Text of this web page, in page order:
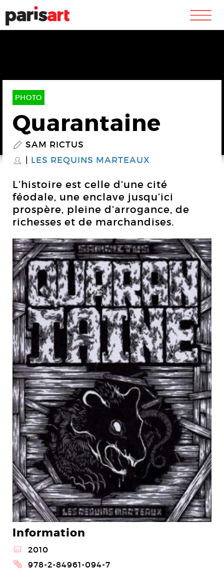
m
PHOTO
Quarantaine
P SAM RICTUS
S LES REQUINS MARTEAUX
L’histoire est celle d’une cité
féodale, une enclave jusqu’ici
prospère, pleine d’arrogance, de
richesses et de marchandises.
Information
@ 2010
2 978-2-84961-094-7